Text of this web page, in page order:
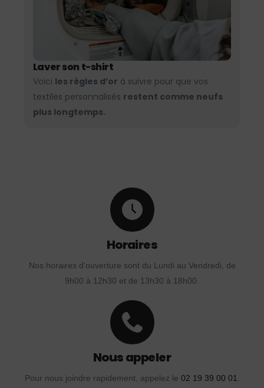
Laver son t-shirt
Voici les règles d’or à suivre pour que vos
textiles personnalisés restent comme neufs
plus longtemps.
Horaires
Nos horaires d'ouverture sont du Lundi au Vendredi, de
9h00 à 12h30 et de 13h30 à 18h00.
Nous appeler
Pour nous joindre rapidement, appelez le 02 19 39 00 01.